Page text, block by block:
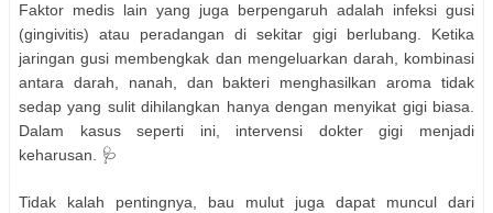
Faktor medis lain yang juga berpengaruh adalah infeksi gusi
(gingivitis) atau peradangan di sekitar gigi berlubang. Ketika
jaringan gusi membengkak dan mengeluarkan darah, kombinasi
antara darah, nanah, dan bakteri menghasilkan aroma tidak
sedap yang sulit dihilangkan hanya dengan menyikat gigi biasa.
Dalam kasus seperti ini, intervensi dokter gigi menjadi
keharusan. 🩺
Tidak kalah pentingnya, bau mulut juga dapat muncul dari